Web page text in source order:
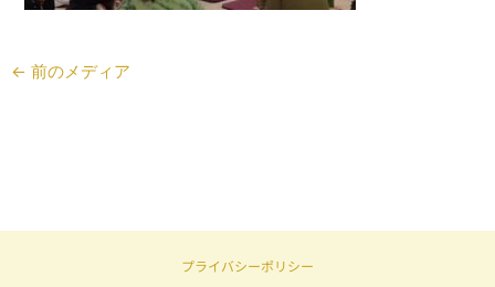
← 前のメディア
プライバシーポリシー